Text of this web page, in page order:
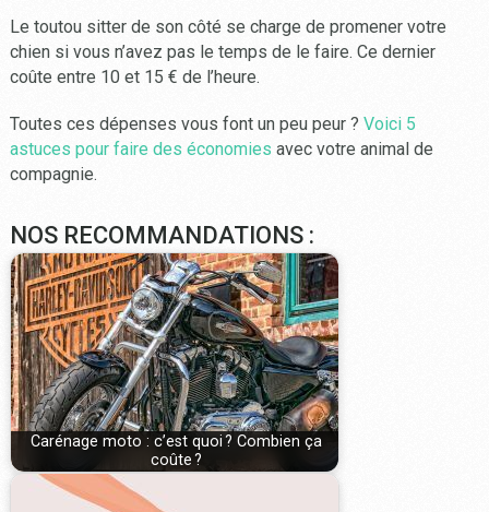
Le toutou sitter de son côté se charge de promener votre
chien si vous n’avez pas le temps de le faire. Ce dernier
coûte entre 10 et 15 € de l’heure.
Toutes ces dépenses vous font un peu peur ? Voici 5
astuces pour faire des économies avec votre animal de
compagnie.
NOS RECOMMANDATIONS :
Carénage moto : c’est quoi ? Combien ça
coûte ?